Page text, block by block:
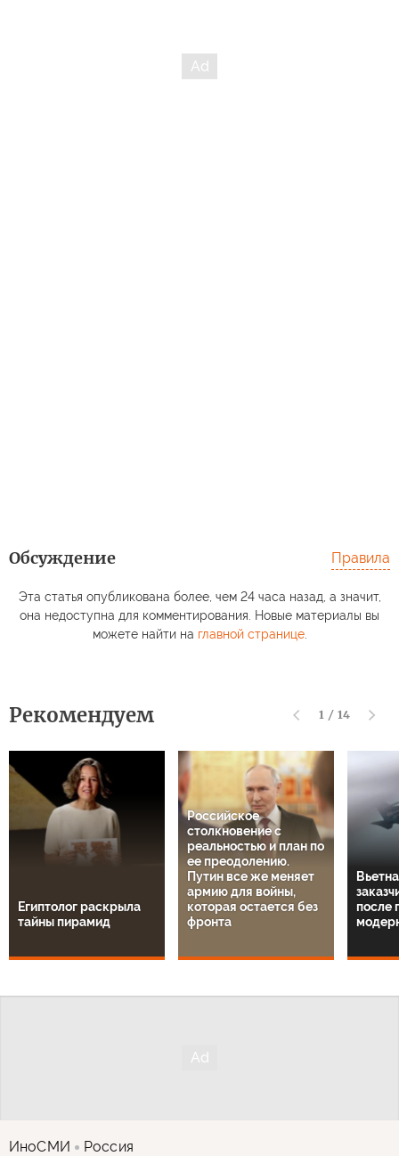
Обсуждение Правила
Эта статья опубликована более, чем 24 часа назад, а значит,
она недоступна для комментирования. Новые материалы вы
можете найти на главной странице.
Рекомендуем 1 / 14
Египтолог раскрыла
тайны пирамид
Российское
столкновение с
реальностью и план по
ее преодолению.
Путин все же меняет
армию для войны,
которая остается без
фронта
после
ИноСМИ Россия